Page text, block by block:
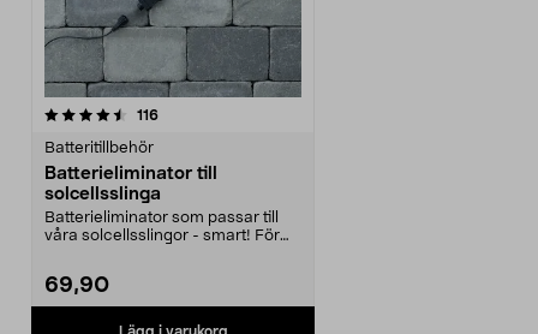
116recensioner
Batteritillbehör
Batterieliminator till
solcellsslinga
Batterieliminator som passar till
våra solcellsslingor - smart! För
69,90
Lägg i varukorg